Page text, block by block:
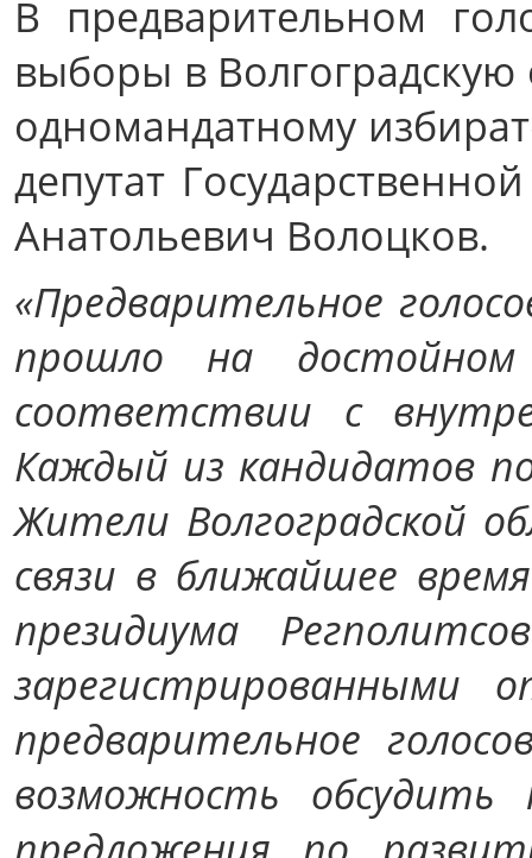
В предварительном
выборы в
одномандатному
депутат
Анатольевич Волоцков.
«Предварительное
прошло на достойном
соответствии с
Каждый из кандидатов
Жители Волгоградской
связи в ближайшее
президиума
зарегистрированными
предварительное
возможность обсудить